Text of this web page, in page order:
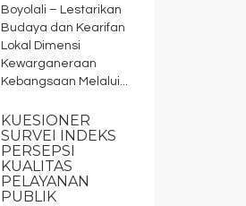
Boyolali – Lestarikan
Budaya dan Kearifan
Lokal Dimensi
Kewarganeraan
Kebangsaan Melalui...
KUESIONER
SURVEI INDEKS
PERSEPSI
KUALITAS
PELAYANAN
PUBLIK